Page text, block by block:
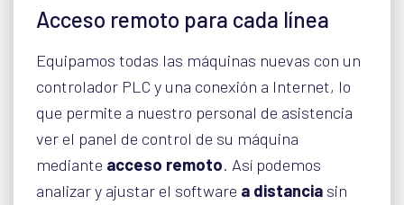
Acceso remoto para cada línea
Equipamos todas las máquinas nuevas con un
controlador PLC y una conexión a Internet, lo
que permite a nuestro personal de asistencia
ver el panel de control de su máquina
mediante acceso remoto. Así podemos
analizar y ajustar el software a distancia sin